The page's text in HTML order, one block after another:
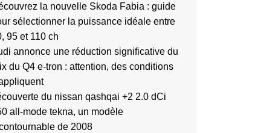
la nouvelle Skoda Fabia : guide
sélectionner la puissance idéale entre
95 et 110 ch
annonce une réduction significative du
du Q4 e-tron : attention, des conditions
du nissan qashqai +2 2.0 dCi
all-mode tekna, un modèle
de 2008